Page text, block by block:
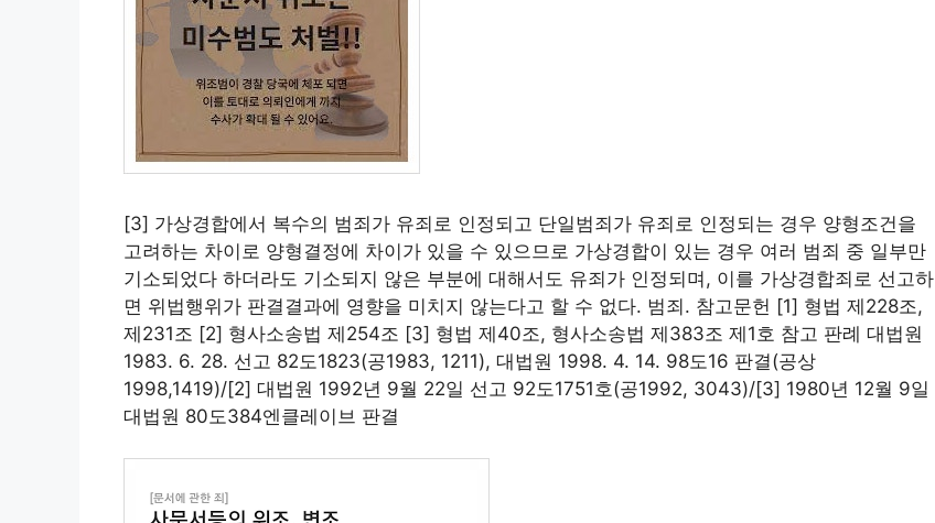
[3] 가상경합에서 복수의 범죄가 유죄로 인정되고 단일범죄가 유죄로 인정되는 경우 양형조건을
고려하는 차이로 양형결정에 차이가 있을 수 있으므로 가상경합이 있는 경우 여러 범죄 중 일부만
기소되었다 하더라도 기소되지 않은 부분에 대해서도 유죄가 인정되며, 이를 가상경합죄로 선고하
면 위법행위가 판결결과에 영향을 미치지 않는다고 할 수 없다. 범죄. 참고문헌 [1] 형법 제228조,
제231조 [2] 형사소송법 제254조 [3] 형법 제40조, 형사소송법 제383조 제1호 참고 판례 대법원
1983. 6. 28. 선고 82도1823(공1983, 1211), 대법원 1998. 4. 14. 98도16 판결(공상
1998,1419)/[2] 대법원 1992년 9월 22일 선고 92도1751호(공1992, 3043)/[3] 1980년 12월 9일
대법원 80도384엔클레이브 판결